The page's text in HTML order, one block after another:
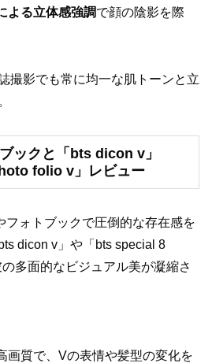
よる立体感強調で顔の陰影を際
撮影でも常に均一な肌トーンと立
ックと「bts dicon v」
folio v」レビュー
フォトブックで圧倒的な存在感を
dicon v」や「bts special 8
多面的なビジュアル美が凝縮さ
画質で、Vの表情や髪型の変化を